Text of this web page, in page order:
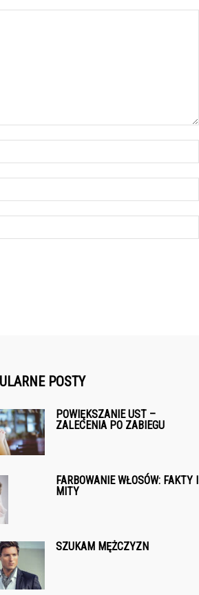
POSTY
POWIĘKSZANIE UST –
ZALECENIA PO ZABIEGU
FARBOWANIE WŁOSÓW: FAKTY I
MITY
SZUKAM MĘŻCZYZN